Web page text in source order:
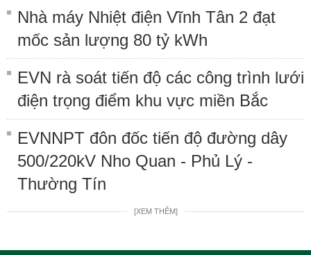
Nhà máy Nhiệt điện Vĩnh Tân 2 đạt
mốc sản lượng 80 tỷ kWh
EVN rà soát tiến độ các công trình lưới
điện trọng điểm khu vực miền Bắc
EVNNPT đôn đốc tiến độ đường dây
500/220kV Nho Quan - Phủ Lý -
Thường Tín
[XEM THÊM]